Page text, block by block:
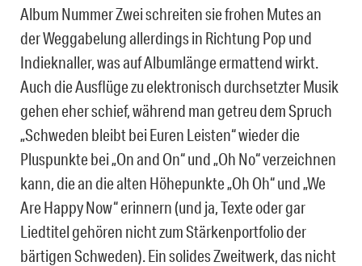
Album Nummer Zwei schreiten sie frohen Mutes an
der Weggabelung allerdings in Richtung Pop und
Indieknaller, was auf Albumlänge ermattend wirkt.
Auch die Ausflüge zu elektronisch durchsetzter Musik
gehen eher schief, während man getreu dem Spruch
„Schweden bleibt bei Euren Leisten“ wieder die
Pluspunkte bei „On and On“ und „Oh No“ verzeichnen
kann, die an die alten Höhepunkte „Oh Oh“ und „We
Are Happy Now“ erinnern (und ja, Texte oder gar
Liedtitel gehören nicht zum Stärkenportfolio der
bärtigen Schweden). Ein solides Zweitwerk, das nicht